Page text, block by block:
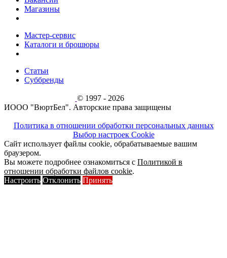
Магазины
Мастер-сервис
Каталоги и брошюры
Статьи
Суббренды
© 1997 - 2026
ИООО "ВюртБел". Авторские права защищены
Политика в отношении обработки персональных данных
Выбор настроек Cookie
Сайт использует файлы cookie, обрабатываемые вашим
браузером.
Вы можете подробнее ознакомиться с Политикой в
отношении обработки файлов cookie.
Настроить Отклонить Принять